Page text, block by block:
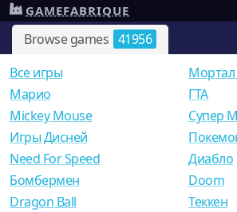
Browse games 41956
GAMEFABRIQUE
Все игры
Mарио
Mickey Mouse
Игры Дисней
Need For Speed
ГТА
Супер
Диабло
Бомбермен
Dragon Ball
Doom
Теккен